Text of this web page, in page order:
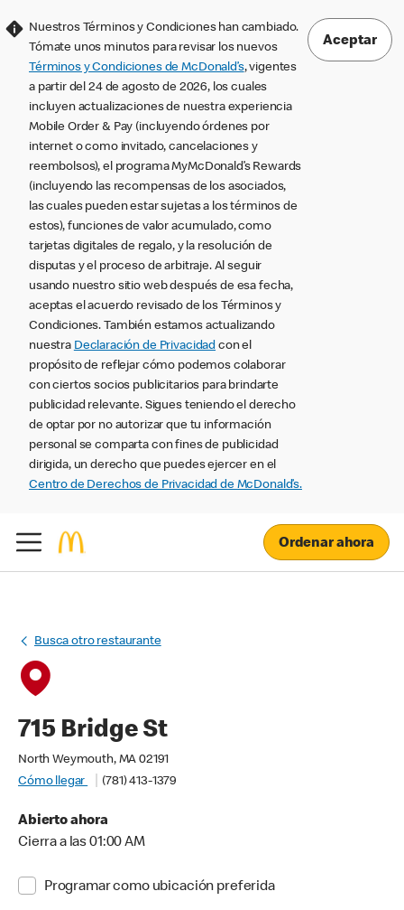
Nuestros Términos y Condiciones han cambiado.
Tómate unos minutos para revisar los nuevos
Términos y Condiciones de McDonald’s, vigentes
a partir del 24 de agosto de 2026, los cuales
incluyen actualizaciones de nuestra experiencia
Mobile Order & Pay (incluyendo órdenes por
internet o como invitado, cancelaciones y
reembolsos), el programa MyMcDonald’s Rewards
(incluyendo las recompensas de los asociados,
las cuales pueden estar sujetas a los términos de
estos), funciones de valor acumulado, como
tarjetas digitales de regalo, y la resolución de
disputas y el proceso de arbitraje. Al seguir
usando nuestro sitio web después de esa fecha,
aceptas el acuerdo revisado de los Términos y
Condiciones. También estamos actualizando
nuestra Declaración de Privacidad con el
propósito de reflejar cómo podemos colaborar
con ciertos socios publicitarios para brindarte
publicidad relevante. Sigues teniendo el derecho
de optar por no autorizar que tu información
personal se comparta con fines de publicidad
dirigida, un derecho que puedes ejercer en el
Centro de Derechos de Privacidad de McDonald’s.
Aceptar
Ordenar ahora
Busca otro restaurante
715 Bridge St
North Weymouth, MA 02191
Cómo llegar
(781) 413-1379
Abierto ahora
Cierra a las 01:00 AM
Programar como ubicación preferida